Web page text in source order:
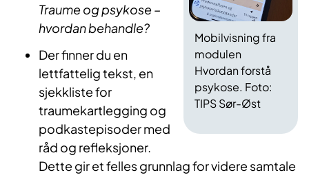
Mobilvisning fra
modulen
Hvordan forstå
psykose. Foto:
TIPS Sør-Øst
Traume og psykose –
hvordan behandle?
Der finner du en
lettfattelig tekst, en
sjekkliste for
traumekartlegging og
podkastepisoder med
råd og refleksjoner.
Dette gir et felles grunnlag for videre samtale